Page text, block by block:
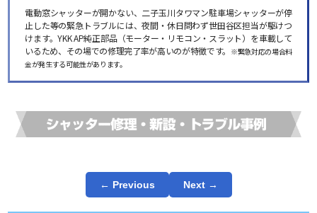
電動窓シャッターが開かない、二子玉川タワマン駐車場シャッターが停
止した等の緊急トラブルには、夜間・休日問わず世田谷区担当が駆けつ
けます。YKK AP純正部品（モーター・リモコン・スラット）を車載して
いるため、その場での修理完了率が高いのが特徴です。 ※緊急対応の場合料
金が発生する可能性があります。
← Previous Next →